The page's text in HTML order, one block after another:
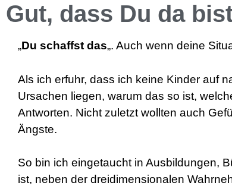
Gut, dass Du da
„Du schaffst das„. Auch wenn deine
Als ich erfuhr, dass ich keine Kinder auf
Ursachen liegen, warum das so ist,
Antworten. Nicht zuletzt wollten auch
Ängste.
So bin ich eingetaucht in Ausbildungen,
ist, neben der dreidimensionalen